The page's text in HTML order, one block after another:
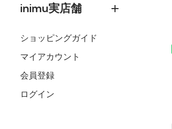
inimu実店舗
ショッピングガイド
マイアカウント
会員登録
ログイン